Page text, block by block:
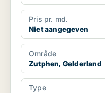
Pris pr. md.
Niet aangegeven
Område
Zutphen, Gelderland
Type